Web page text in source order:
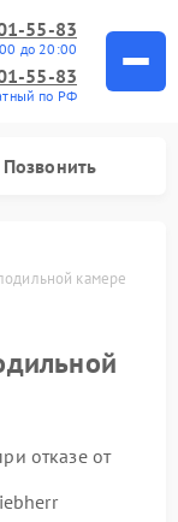
55-83
до 20:00
55-83
по РФ
Позвонить
камере
отказе от